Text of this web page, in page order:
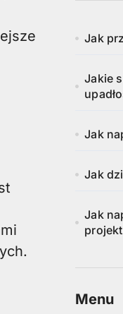
Jak
Jakie
Jak
Jak
Jak
Menu